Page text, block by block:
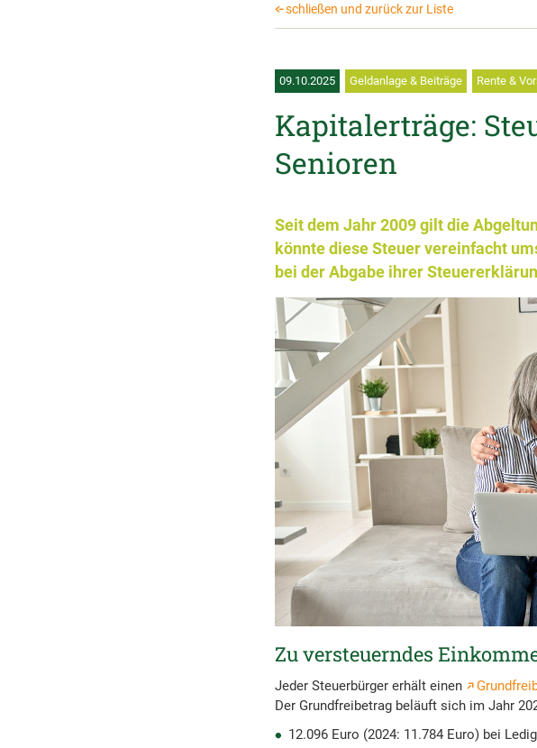
schließen und zurück zur Liste
09.10.2025 Geldanlage & Beiträge Rente &
Kapitalerträge:
Senioren
Seit dem Jahr 2009 gilt die
könnte diese Steuer vereinfacht
bei der Abgabe ihrer
Zu versteuerndes
Jeder Steuerbürger erhält einen
Der Grundfreibetrag beläuft sich im Jahr
12.096 Euro (2024: 11.784 Euro) bei